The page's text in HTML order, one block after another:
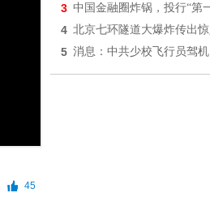
45
3 中国金融圈炸锅，投行“第
4 北京七环隧道大爆炸传出
5 消息：中共少校飞行员驾